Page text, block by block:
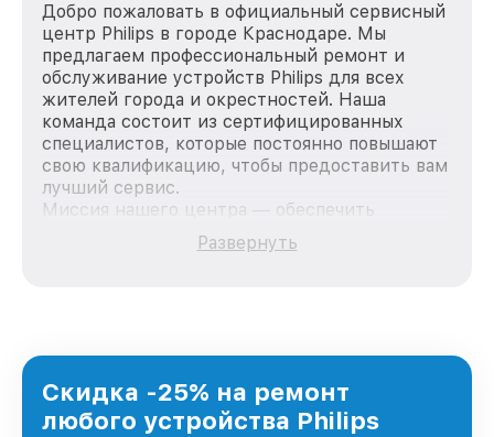
Добро пожаловать в официальный сервисный
центр Philips в городе Краснодаре. Мы
предлагаем профессиональный ремонт и
обслуживание устройств Philips для всех
жителей города и окрестностей. Наша
команда состоит из сертифицированных
специалистов, которые постоянно повышают
свою квалификацию, чтобы предоставить вам
лучший сервис.
Миссия нашего центра — обеспечить
качественный и доступный ремонт для
каждого пользователя продукции Philips, вне
Краснодаре, постоянно повышая уровень
доверия и лояльности наших клиентов.
Развернуть
Скидка -25% на ремонт
любого устройства Philips